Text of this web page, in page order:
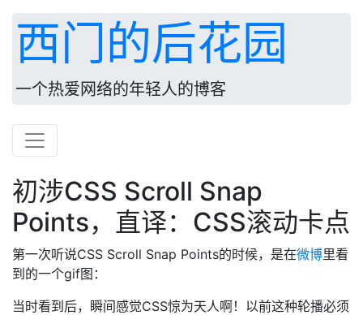
西门的后花园
一个热爱网络的年轻人的博客
初涉CSS Scroll Snap
Points，直译：CSS滚动卡点
第一次听说CSS Scroll Snap Points的时候，是在微博里看
到的一个gif图：
当时看到后，瞬间感觉CSS惊为天人啊！以前这种轮播必须